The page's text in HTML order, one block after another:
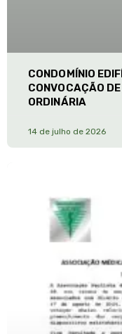
CONDOMÍNIO
CONVOCAÇÃO
ORDINÁRIA
14 de julho de 2026